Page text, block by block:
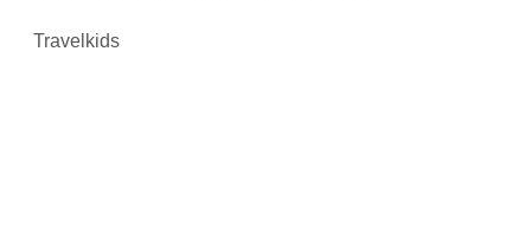
Travelkids